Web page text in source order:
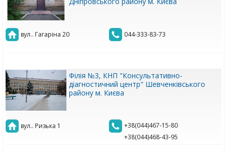
вул.. Гагаріна 20 044-333-83-73
Філія №3, КНП "Консультативно-
діагностичний центр" Шевченківського
району м. Києва
вул.. Ризька 1
+38(044)467-15-80
+38(044)468-43-95